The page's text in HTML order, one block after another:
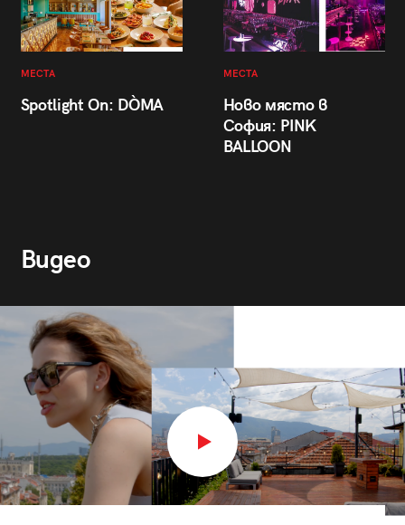
МЕСТА
Spotlight On: DÒMA
МЕСТА
Ново място в
София: PINK
BALLOON
Видео